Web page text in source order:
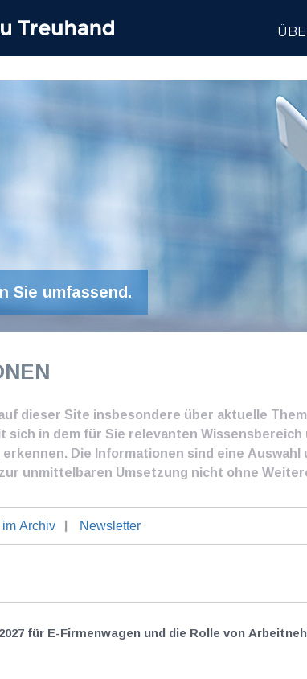
Sie umfassend.
dieser Site insbesondere über aktuelle
sich in dem für Sie relevanten
erkennen. Die Informationen sind eine
unmittelbaren Umsetzung nicht ohne
Archiv Newsletter
für E-Firmenwagen und die Rolle von